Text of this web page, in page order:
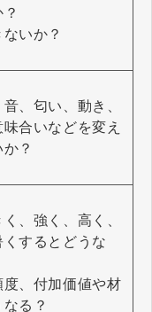
いか？
、匂い、動き、
合いなどを変え
？
、強く、高く、
するとどうな
度、付加価値や材
る？